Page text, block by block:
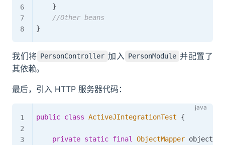
}
//Other beans
}
我们将 PersonController 加入 PersonModule 并配置了
其依赖。
最后，引入 HTTP 服务器代码：
public class ActiveJIntegrationTest {
private static final ObjectMapper